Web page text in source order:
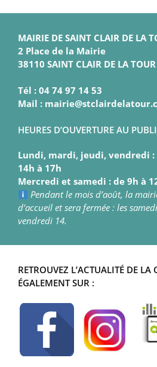
MAIRIE DE SAINT CLAIR DE LA
2 Place de la Mairie
38110 SAINT CLAIR DE LA TOUR
Tél : 04 74 97 14 53
Mail :
HEURES D’OUVERTURE AU
Lundi, mardi, jeudi, vendredi :
14h à 17h
Mercredi et samedi : de 9h à
Pendant le mois d’août, la
d’accueil et sera fermée : les
vendredi 14.
RETROUVEZ L’ACTUALITÉ DE
ÉGALEMENT SUR :